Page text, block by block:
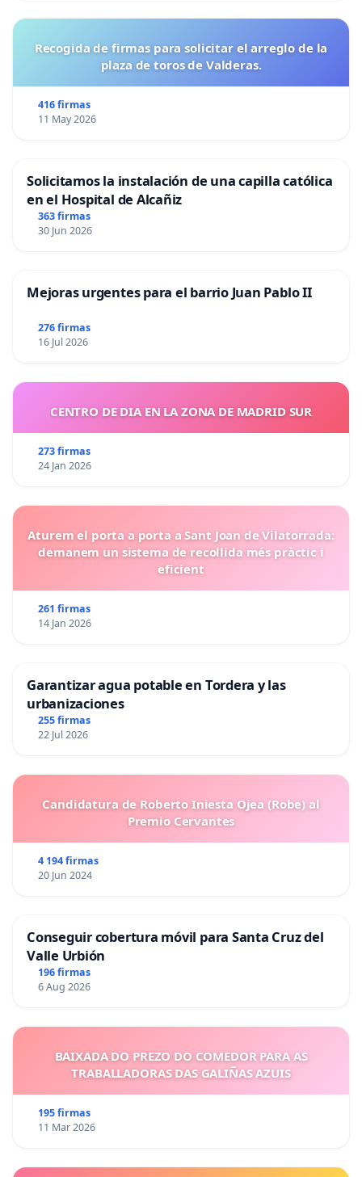
Recogida de firmas para solicitar el arreglo de la
plaza de toros de Valderas.
416 firmas
11 May 2026
Solicitamos la instalación de una capilla católica
en el Hospital de Alcañiz
363 firmas
30 Jun 2026
Mejoras urgentes para el barrio Juan Pablo II
276 firmas
16 Jul 2026
CENTRO DE DIA EN LA ZONA DE MADRID SUR
273 firmas
24 Jan 2026
Aturem el porta a porta a Sant Joan de Vilatorrada:
demanem un sistema de recollida més pràctic i
eficient
261 firmas
14 Jan 2026
Garantizar agua potable en Tordera y las
urbanizaciones
255 firmas
22 Jul 2026
Candidatura de Roberto Iniesta Ojea (Robe) al
Premio Cervantes
4 194 firmas
20 Jun 2024
Conseguir cobertura móvil para Santa Cruz del
Valle Urbión
196 firmas
6 Aug 2026
BAIXADA DO PREZO DO COMEDOR PARA AS
TRABALLADORAS DAS GALIÑAS AZUIS
195 firmas
11 Mar 2026